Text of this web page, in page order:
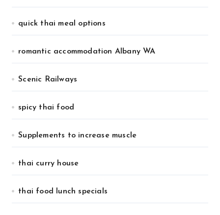
quick thai meal options
romantic accommodation Albany WA
Scenic Railways
spicy thai food
Supplements to increase muscle
thai curry house
thai food lunch specials